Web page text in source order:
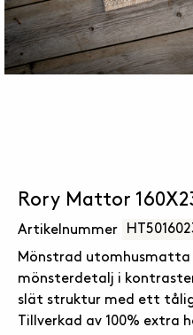
Rory Mattor
Artikelnummer
Mönstrad
mönsterdetalj i
slät struktur med ett
Tillverkad av 100% extra